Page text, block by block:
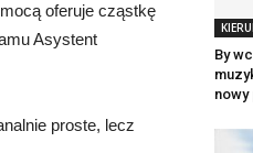
oferuje cząstkę
Asystent
proste, lecz
By
nowy